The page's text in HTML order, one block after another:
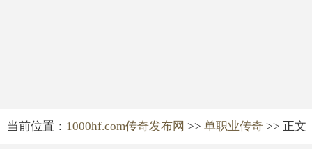
当前位置： 1000hf.com传奇发布网 >> 单职业传奇 >> 正文